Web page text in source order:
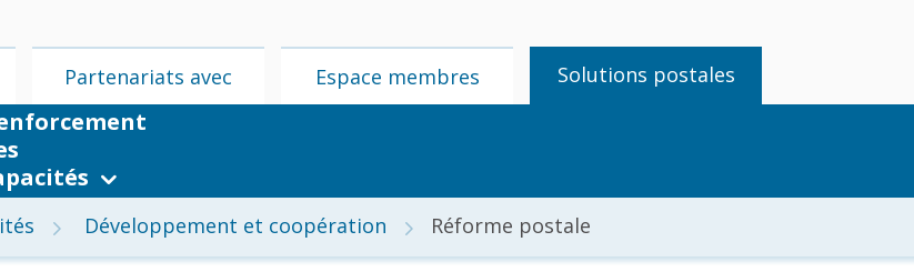
Partenariats avec
l’UPU
Espace membres Solutions postales
Développement et coopération Réforme postale